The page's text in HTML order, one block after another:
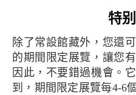
特
除了常設館藏外，您還可以欣賞各種19世紀藝術家
的期間限定展覽，讓您
因此，不要錯過機會。
到，期間限定展覽每4-6